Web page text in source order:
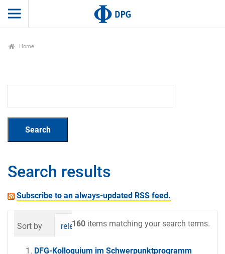
Home
Search results
Subscribe to an always-updated RSS feed.
160 items matching your search terms.
Sort by relevance date (newest first)
DFG-Kolloquium im Schwerpunktprogramm